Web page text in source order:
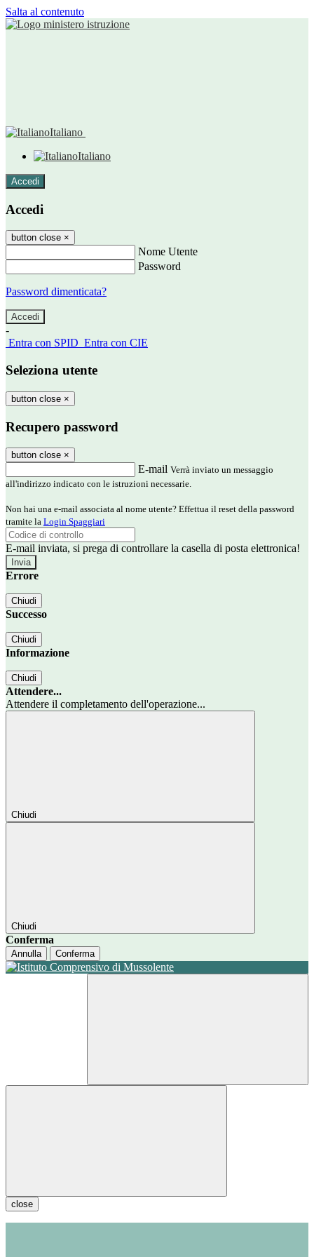
Salta al contenuto
Italiano
Italiano
Accedi
Accedi
button close ×
Nome Utente
Password
Password dimenticata?
-
Entra con SPID Entra con CIE
Seleziona utente
button close ×
Recupero password
button close ×
E-mail Verrà inviato un messaggio
all'indirizzo indicato con le istruzioni necessarie.
Non hai una e-mail associata al nome utente? Effettua il reset della password
tramite la Login Spaggiari
E-mail inviata, si prega di controllare la casella di posta elettronica!
Errore
Chiudi
Successo
Chiudi
Informazione
Chiudi
Attendere...
Attendere il completamento dell'operazione...
Chiudi
Chiudi
Conferma
Annulla Conferma
close